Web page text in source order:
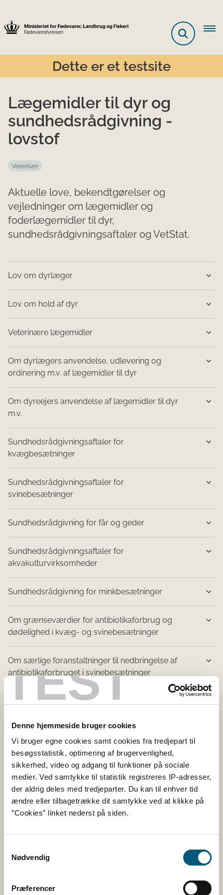
TEST
Denne hjemmeside bruger cookies
Vi bruger egne cookies samt cookies fra tredjepart til
besøgsstatistik, optimering af brugervenlighed,
sikkerhed, video og adgang til funktioner på sociale
medier. Ved samtykke til statistik registreres IP-adresser,
der aldrig deles med tredjeparter. Du kan til enhver tid
ændre eller tilbagetrække dit samtykke ved at klikke på
”Cookies” linket nederst på siden.
Nødvendig
Præferencer
Dette er et testsite
Lægemidler til dyr og
sundhedsrådgivning -
lovstof
Veterinær
Aktuelle love, bekendtgørelser og
vejledninger om lægemidler og
foderlægemidler til dyr,
sundhedsrådgivningsaftaler og VetStat.
Lov om dyrlæger
Lov om hold af dyr
Veterinære lægemidler
Om dyrlægers anvendelse, udlevering og
ordinering m.v. af lægemidler til dyr
Om dyreejers anven​delse af lægemidler til dyr
m.v.
Sundhedsrådgivningsaftaler for
kvægbesætninger
Sundhedsrådgivningsaftaler for
svinebesætninger
​Sundhedsrådgivning for får og geder
Sundhedsrådgivningsaftaler for
akvakulturvirksomheder
Sundhedsrådgivning for minkbesætninger​
​​​​​​​​​​Om grænseværdier for antibiotikaforbrug og
dødelighed i kvæg- og svinebesætninger
Om særlige foranstaltninger til nedbringelse af
antibiotikaforbruget i svinebesætninger​
Om registrering af dyrlæger og om adgang
Om adgang til oplysninger om
medicinregistrering i VetStat
Maksimale grænseværdier
Lægemidler til dyr af hesteslægten